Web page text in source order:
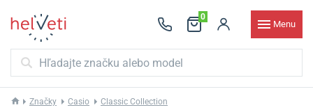
0
Menu
Značky Casio Classic Collection